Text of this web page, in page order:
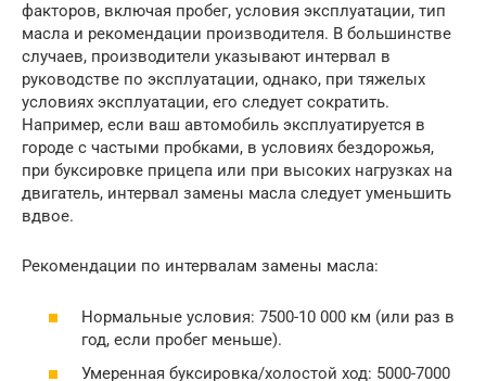
факторов, включая пробег, условия эксплуатации, тип
масла и рекомендации производителя. В большинстве
случаев, производители указывают интервал в
руководстве по эксплуатации, однако, при тяжелых
условиях эксплуатации, его следует сократить.
Например, если ваш автомобиль эксплуатируется в
городе с частыми пробками, в условиях бездорожья,
при буксировке прицепа или при высоких нагрузках на
двигатель, интервал замены масла следует уменьшить
вдвое.
Рекомендации по интервалам замены масла:
Нормальные условия: 7500-10 000 км (или раз в
год, если пробег меньше).
Умеренная буксировка/холостой ход: 5000-7000